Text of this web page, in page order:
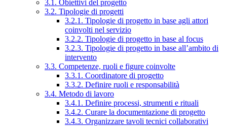
3.1. Obiettivi del progetto
3.2. Tipologie di progetti
3.2.1. Tipologie di progetto in base agli attori
coinvolti nel servizio
3.2.2. Tipologie di progetto in base al focus
3.2.3. Tipologie di progetto in base all’ambito di
intervento
3.3. Competenze, ruoli e figure coinvolte
3.3.1. Coordinatore di progetto
3.3.2. Definire ruoli e responsabilità
3.4. Metodo di lavoro
3.4.1. Definire processi, strumenti e rituali
3.4.2. Curare la documentazione di progetto
3.4.3. Organizzare tavoli tecnici collaborativi